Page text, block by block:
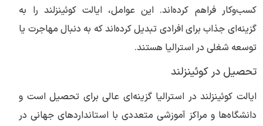
کسب‌وکار فراهم کرده‌اند. این عوامل، ایالت کوئینزلند را به
گزینه‌ای جذاب برای افرادی تبدیل کرده‌اند که به دنبال مهاجرت یا
توسعه شغلی در استرالیا هستند.
تحصیل در کوئینزلند
ایالت کوئینزلند در استرالیا گزینه‌ای عالی برای تحصیل است و
دانشگاه‌ها و مراکز آموزشی متعددی با استانداردهای جهانی در